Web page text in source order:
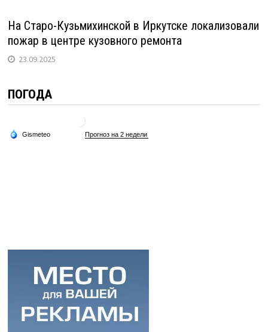
На Старо-Кузьмихинской в Иркутске локализовали
пожар в центре кузовного ремонта
23.09.2025
ПОГОДА